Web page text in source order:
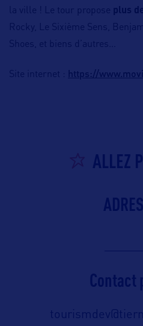
la ville ! Le tour propose plus
Rocky, Le Sixième Sens,
Shoes, et biens d’autres…
Site internet : https://
ALLEZ
Contact